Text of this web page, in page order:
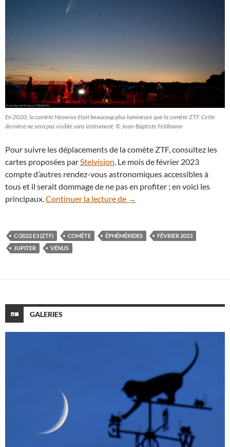
En 2020, la comète Neowise était beaucoup plus lumineuse que la comète ZTF. Cette
dernière ne sera pas visible sans instrument. © Jean-Baptiste Feldmann
Pour suivre les déplacements de la comète ZTF, consultez les
cartes proposées par Stelvision . Le mois de février 2023
compte d’autres rendez-vous astronomiques accessibles à
tous et il serait dommage de ne pas en profiter ; en voici les
principaux. Continuer la lecture de Éphémérides : le ciel de
→
C/2022 E3 (ZTF) COMÈTE ÉPHÉMÉRIDES
FÉVRIER 2023
JUPITER
VÉNUS
GALERIES